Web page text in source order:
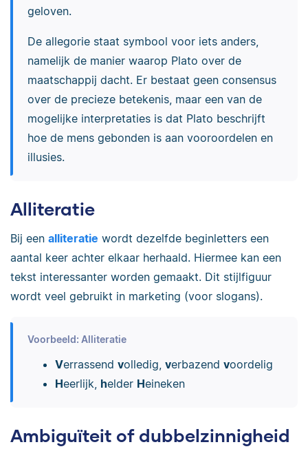
geloven.
De allegorie staat symbool voor iets anders,
namelijk de manier waarop Plato over de
maatschappij dacht. Er bestaat geen consensus
over de precieze betekenis, maar een van de
mogelijke interpretaties is dat Plato beschrijft
hoe de mens gebonden is aan vooroordelen en
illusies.
Alliteratie
Bij een alliteratie wordt dezelfde beginletters een
aantal keer achter elkaar herhaald. Hiermee kan een
tekst interessanter worden gemaakt. Dit stijlfiguur
wordt veel gebruikt in marketing (voor slogans).
Voorbeeld: Alliteratie
Verrassend volledig, verbazend voordelig
Heerlijk, helder Heineken
Ambiguïteit of dubbelzinnigheid